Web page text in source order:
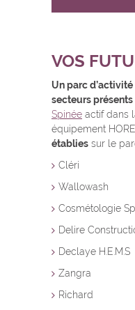
VOS
Un parc
secteurs
Spinée actif dans
équipement
établies sur le
Cléri
Wallowash
Cosmétologie
Delire
Declaye H.E.M.S
Zangra
Richard